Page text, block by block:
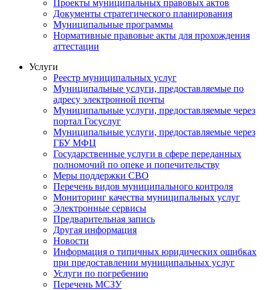
Проекты муниципальных правовых актов
Документы стратегического планирования
Муниципальные программы
Нормативные правовые акты для прохождения
аттестации
Услуги
Реестр муниципальных услуг
Муниципальные услуги, предоставляемые по
адресу электронной почты
Муниципальные услуги, предоставляемые через
портал Госуслуг
Муниципальные услуги, предоставляемые через
ГБУ МФЦ
Государственные услуги в сфере переданных
полномочий по опеке и попечительству
Меры поддержки СВО
Перечень видов муниципального контроля
Мониторинг качества муниципальных услуг
Электронные сервисы
Предварительная запись
Другая информация
Новости
Информация о типичных юридических ошибках
при предоставлении муниципальных услуг
Услуги по погребению
Перечень МСЗУ